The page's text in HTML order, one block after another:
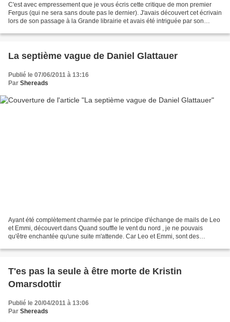
C'est avec empressement que je vous écris cette critique de mon premier
Fergus (qui ne sera sans doute pas le dernier). J'avais découvert cet écrivain
lors de son passage à la Grande librairie et avais été intriguée par son
La septième vague de Daniel Glattauer
Publié le 07/06/2011 à 13:16
Par Shereads
Ayant été complètement charmée par le principe d'échange de mails de Leo
et Emmi, découvert dans Quand souffle le vent du nord , je ne pouvais
qu'être enchantée qu'une suite m'attende. Car Leo et Emmi, sont des
T'es pas la seule à être morte de Kristin
Omarsdottir
Publié le 20/04/2011 à 13:06
Par Shereads